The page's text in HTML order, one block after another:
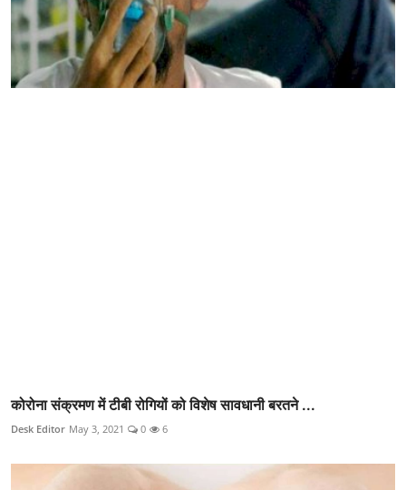
कोरोना संक्रमण में टीबी रोगियों को विशेष सावधानी बरतने ...
Desk Editor May 3, 2021 0 6